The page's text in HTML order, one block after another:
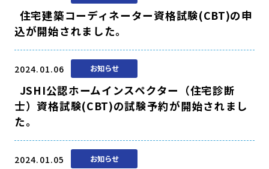
住宅建築コーディネーター資格試験(CBT)の申
込が開始されました。
2024.01.06 お知らせ
JSHI公認ホームインスペクター（住宅診断
士）資格試験(CBT)の試験予約が開始されまし
た。
2024.01.05 お知らせ